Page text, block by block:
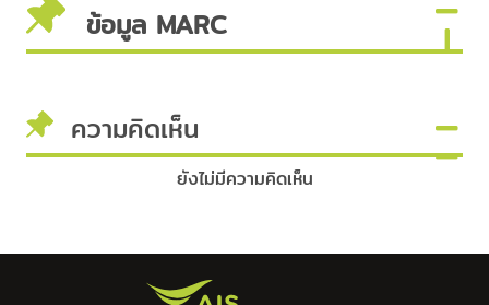
ข้อมูล MARC
ความคิดเห็น
ยังไม่มีความคิดเห็น